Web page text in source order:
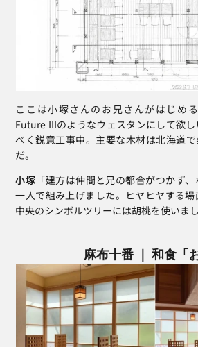
ここは小塚さんのお兄さんがはじめ
Future IIIのようなウェスタンにして欲
べく鋭意工事中。主要な木材は北海道
だ。
小塚 「建方は仲間と兄の都合がつかず
一人で組み上げました。ヒヤヒヤする
中央のシンボルツリーには胡桃を使いまし
麻布十番 ｜ 和食「